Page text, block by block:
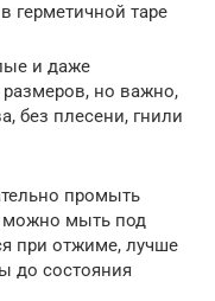
герметичной таре
и даже
но важно,
без плесени, гнили
промыть
можно мыть под
при отжиме, лучше
до состояния